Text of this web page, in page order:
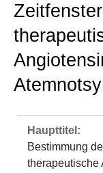
Haupttitel:
Bestimmung
therapeutische